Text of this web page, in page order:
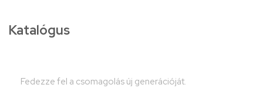
Katalógus
Fedezze fel a csomagolás új generációját.